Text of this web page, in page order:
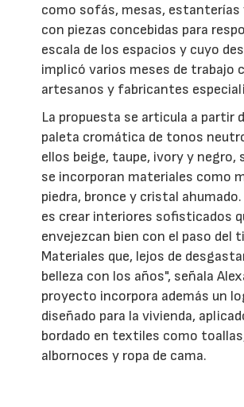
como sofás, mesas, estanterías
con piezas concebidas para
escala de los espacios y cuyo
implicó varios meses de trabajo
artesanos y fabricantes
La propuesta se articula a partir
paleta cromática de tonos
ellos beige, taupe, ivory y negro,
se incorporan materiales como
piedra, bronce y cristal
es crear interiores sofisticados
envejezcan bien con el paso del
Materiales que, lejos de
belleza con los años", señala
proyecto incorpora además un
diseñado para la vivienda,
bordado en textiles como
albornoces y ropa de cama.